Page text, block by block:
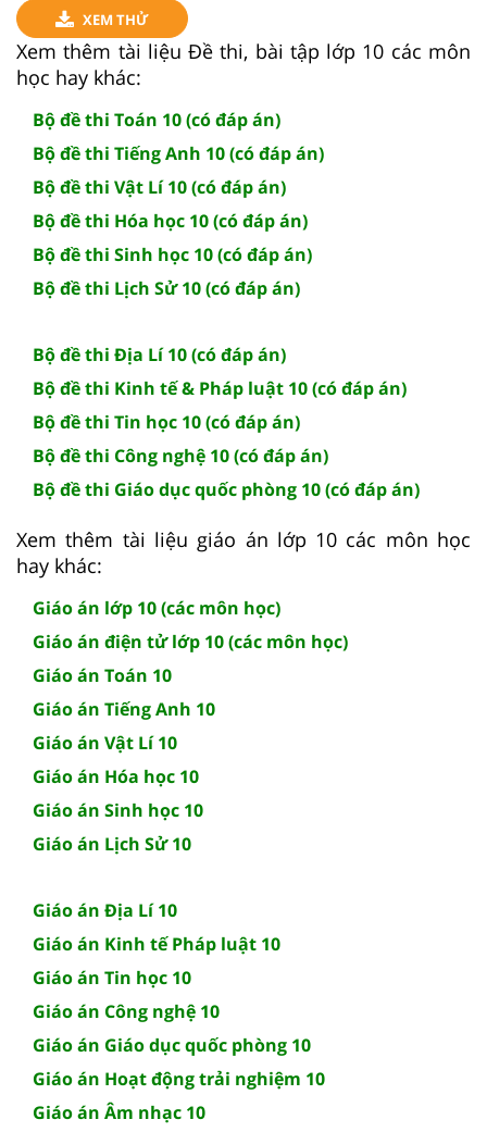
XEM THỬ
Xem thêm tài liệu Đề thi, bài tập lớp 10 các môn
học hay khác:
Bộ đề thi Toán 10 (có đáp án)
Bộ đề thi Tiếng Anh 10 (có đáp án)
Bộ đề thi Vật Lí 10 (có đáp án)
Bộ đề thi Hóa học 10 (có đáp án)
Bộ đề thi Sinh học 10 (có đáp án)
Bộ đề thi Lịch Sử 10 (có đáp án)
Bộ đề thi Địa Lí 10 (có đáp án)
Bộ đề thi Kinh tế & Pháp luật 10 (có đáp án)
Bộ đề thi Tin học 10 (có đáp án)
Bộ đề thi Công nghệ 10 (có đáp án)
Bộ đề thi Giáo dục quốc phòng 10 (có đáp án)
Xem thêm tài liệu giáo án lớp 10 các môn học
hay khác:
Giáo án lớp 10 (các môn học)
Giáo án điện tử lớp 10 (các môn học)
Giáo án Toán 10
Giáo án Tiếng Anh 10
Giáo án Vật Lí 10
Giáo án Hóa học 10
Giáo án Sinh học 10
Giáo án Lịch Sử 10
Giáo án Địa Lí 10
Giáo án Kinh tế Pháp luật 10
Giáo án Tin học 10
Giáo án Công nghệ 10
Giáo án Giáo dục quốc phòng 10
Giáo án Hoạt động trải nghiệm 10
Giáo án Âm nhạc 10